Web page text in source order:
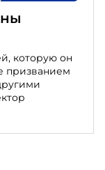
которую он
призванием